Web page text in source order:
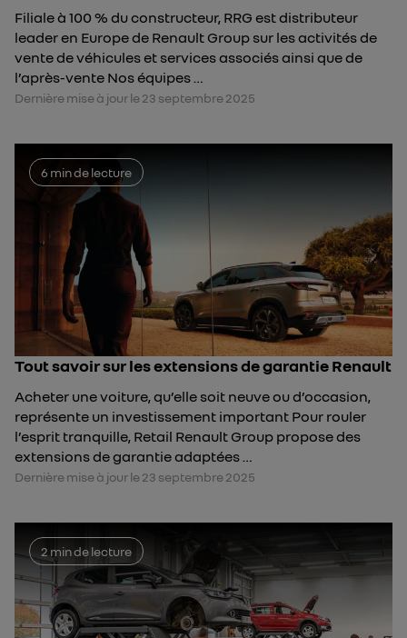
Filiale à 100 % du constructeur, RRG est distributeur
leader en Europe de Renault Group sur les activités de
vente de véhicules et services associés ainsi que de
l’après-vente Nos équipes …
Dernière mise à jour le 23 septembre 2025
6 min de lecture
Tout savoir sur les extensions de garantie Renault
Acheter une voiture, qu’elle soit neuve ou d’occasion,
représente un investissement important Pour rouler
l’esprit tranquille, Retail Renault Group propose des
extensions de garantie adaptées …
Dernière mise à jour le 23 septembre 2025
2 min de lecture